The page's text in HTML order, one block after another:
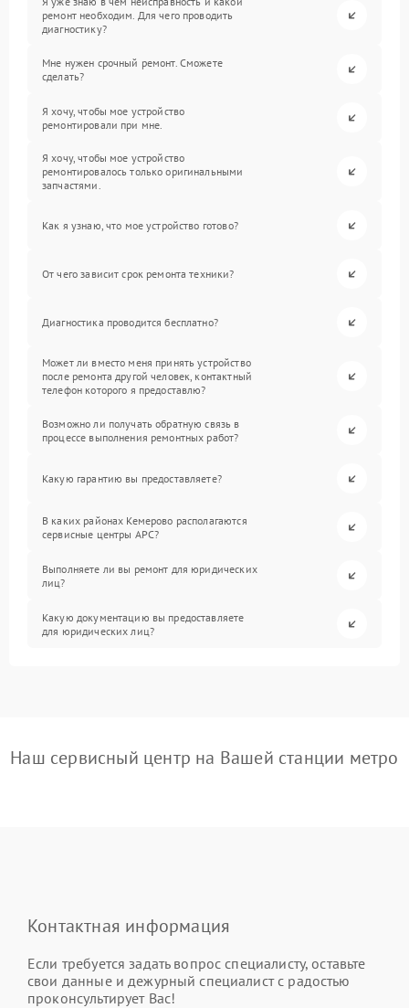
ремонт необходим. Для чего проводить
диагностику?
Мне нужен срочный ремонт. Сможете
сделать?
Я хочу, чтобы мое устройство
ремонтировали при мне.
Я хочу, чтобы мое устройство
ремонтировалось только оригинальными
запчастями.
Как я узнаю, что мое устройство готово?
От чего зависит срок ремонта техники?
Диагностика проводится бесплатно?
Может ли вместо меня принять устройство
после ремонта другой человек, контактный
телефон которого я предоставлю?
Возможно ли получать обратную связь в
процессе выполнения ремонтных работ?
Какую гарантию вы предоставляете?
В каких районах Кемерово располагаются
сервисные центры APC?
Выполняете ли вы ремонт для юридических
лиц?
Какую документацию вы предоставляете
для юридических лиц?
Наш сервисный центр на Вашей станции метро
Контактная информация
Если требуется задать вопрос специалисту, оставьте
свои данные и дежурный специалист с радостью
проконсультирует Вас!